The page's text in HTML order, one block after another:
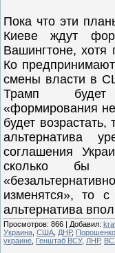
Пока что эти
Киеве ждут
Вашингтоне, хотя
Ко
смены власти в
Трамп будет
«формирования
будет
альтернатива
соглашения
сколько бы
изменятся», то
альтернатива
Просмотров: 866 | Добавил:
Украина США ДНР, Порошенко
украине Генштаб ВСУ, ЛНР,